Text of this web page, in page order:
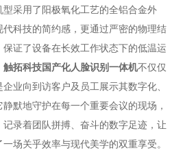
型采用了阳极氧化工艺的全铝合金外
科技的简约感，更通过严密的物理结
证了设备在长效工作状态下的低温运
触拓科技国产化人脸识别一体机不仅仅
业向到访客户及员工展示其数字化、
默地守护在每一个重要会议的现场，
录着团队拼搏、奋斗的数字足迹，让
场关乎效率与现代美学的双重享受。